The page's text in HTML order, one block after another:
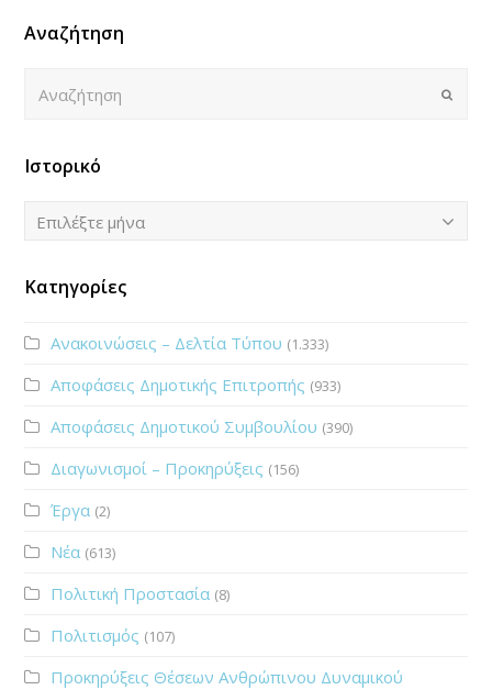
Αναζήτηση
Submit
Ιστορικό
Ιστορικό
Επιλέξτε μήνα
Κατηγορίες
Ανακοινώσεις – Δελτία Τύπου (1.333)
Αποφάσεις Δημοτικής Επιτροπής (933)
Αποφάσεις Δημοτικού Συμβουλίου (390)
Διαγωνισμοί – Προκηρύξεις (156)
Έργα (2)
Νέα (613)
Πολιτική Προστασία (8)
Πολιτισμός (107)
Προκηρύξεις Θέσεων Ανθρώπινου Δυναμικού